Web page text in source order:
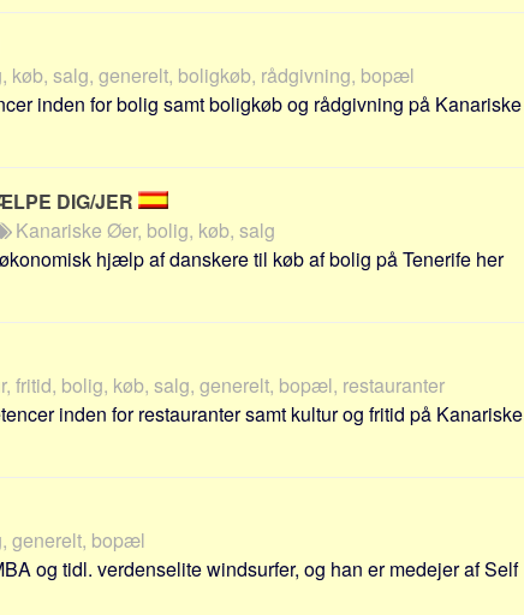
salg, generelt, boligkøb, rådgivning, bopæl
inden for bolig samt boligkøb og rådgivning på Kanariske
DIG/JER
Kanariske Øer, bolig, køb, salg
hjælp af danskere til køb af bolig på Tenerife her
fritid, bolig, køb, salg, generelt, bopæl, restauranter
inden for restauranter samt kultur og fritid på Kanariske
generelt, bopæl
og tidl. verdenselite windsurfer, og han er medejer af Self